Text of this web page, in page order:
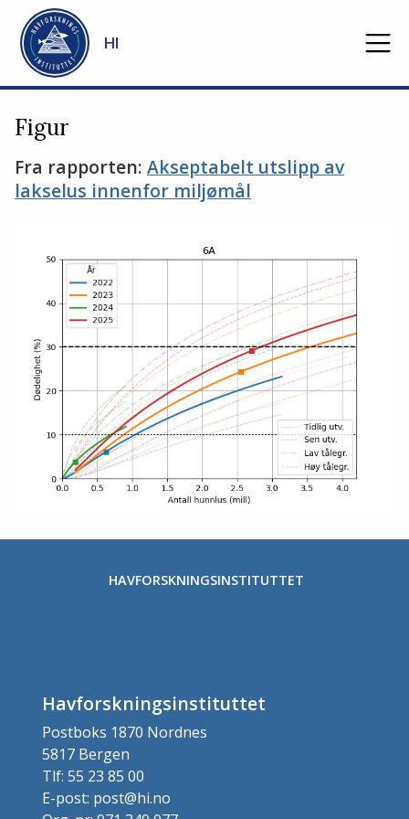
Gå til hovedinnhold
HI
Figur
Fra rapporten: Akseptabelt utslipp av
lakselus innenfor miljømål
HAVFORSKNINGSINSTITUTTET
Havforskningsinstituttet
Postboks 1870 Nordnes
5817 Bergen
Tlf: 55 23 85 00
E-post: post@hi.no